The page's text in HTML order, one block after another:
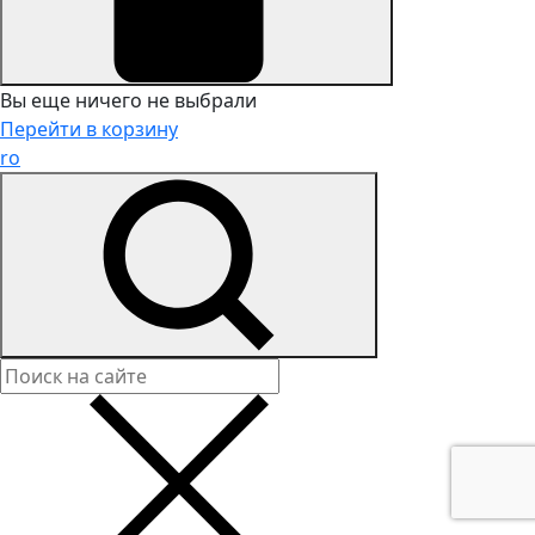
Вы еще ничего не выбрали
Перейти в корзину
ro